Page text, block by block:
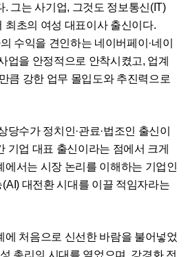
. 그는 사기업, 그것도 정보통신(IT)
최초의 여성 대표이사 출신이다.
수익을 견인하는 네이버페이·네이
업을 안정적으로 안착시켰고, 업계
큼 강한 업무 몰입도와 추진력으로
당수가 정치인·관료·법조인 출신이
기업 대표 출신이라는 점에서 크게
에서는 시장 논리를 이해하는 기업인
대전환 시대를 이끌 적임자라는
에 처음으로 신선한 바람을 불어넣었
총리의 시대를 열었으며, 강경화 전